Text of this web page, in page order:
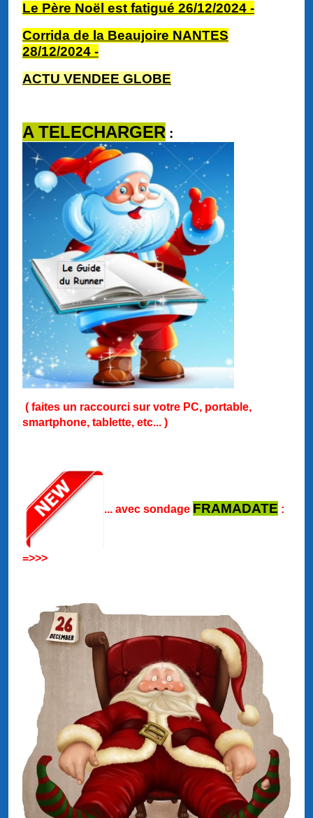
Le Père Noël est fatigué 26/12/2024 -
Corrida de la Beaujoire NANTES
28/12/2024 -
ACTU VENDEE GLOBE
A TELECHARGER :
( faites un raccourci sur votre PC, portable,
smartphone, tablette, etc... )
... avec sondage FRAMADATE :
=>>>